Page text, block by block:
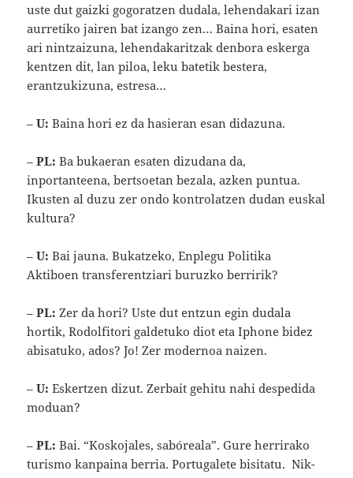
uste dut gaizki gogoratzen dudala, lehendakari izan
aurretiko jairen bat izango zen… Baina hori, esaten
ari nintzaizuna, lehendakaritzak denbora eskerga
kentzen dit, lan piloa, leku batetik bestera,
erantzukizuna, estresa…
–U:Baina hori ez da hasieran esan didazuna.
–PL:Ba bukaeran esaten dizudana da,
inportanteena, bertsoetan bezala, azken puntua.
Ikusten al duzu zer ondo kontrolatzen dudan euskal
kultura?
–U:Bai jauna. Bukatzeko, Enplegu Politika
Aktiboen transferentziari buruzko berririk?
–PL:Zer da hori? Uste dut entzun egin dudala
hortik, Rodolfitori galdetuko diot eta Iphone bidez
abisatuko, ados? Jo! Zer modernoa naizen.
–U:Eskertzen dizut. Zerbait gehitu nahi despedida
moduan?
–PL:Bai. “Koskojales, sabóreala”. Gure herrirako
turismo kanpaina berria. Portugalete bisitatu. Nik-